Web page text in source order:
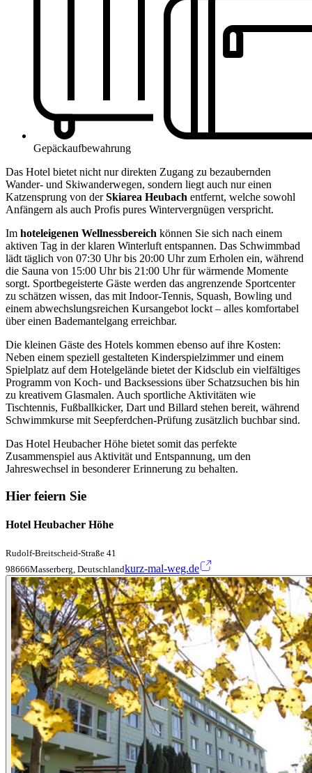
Gepäckaufbewahrung
Das Hotel bietet nicht nur direkten Zugang zu bezaubernden
Wander- und Skiwanderwegen, sondern liegt auch nur einen
Katzensprung von derSkiarea Heubach entfernt, welche sowohl
Anfängern als auch Profis pures Wintervergnügen verspricht.
Im hoteleigenen Wellnessbereich können Sie sich nach einem
aktiven Tag in der klaren Winterluft entspannen. Das Schwimmbad
lädt täglich von 07:30 Uhr bis 20:00 Uhr zum Erholen ein, während
die Sauna von 15:00 Uhr bis 21:00 Uhr für wärmende Momente
sorgt. Sportbegeisterte Gäste werden das angrenzende Sportcenter
zu schätzen wissen, das mit Indoor-Tennis, Squash, Bowling und
einem abwechslungsreichen Kursangebot lockt – alles komfortabel
über einen Bademantelgang erreichbar.
Die kleinen Gäste des Hotels kommen ebenso auf ihre Kosten:
Neben einem speziell gestalteten Kinderspielzimmer und einem
Spielplatz auf dem Hotelgelände bietet der Kidsclub ein vielfältiges
Programm von Koch- und Backsessions über Schatzsuchen bis hin
zu kreativem Glasmalen. Auch sportliche Aktivitäten wie
Tischtennis, Fußballkicker, Dart und Billard stehen bereit, während
Schwimmkurse mit Seepferdchen-Prüfung zusätzlich buchbar sind.
Das Hotel Heubacher Höhe bietet somit das perfekte
Zusammenspiel aus Aktivität und Entspannung, um den
Jahreswechsel in besonderer Erinnerung zu behalten.
Hier feiern Sie
Hotel Heubacher Höhe
Rudolf-Breitscheid-Straße 41
98666Masserberg, Deutschlandkurz-mal-weg.de